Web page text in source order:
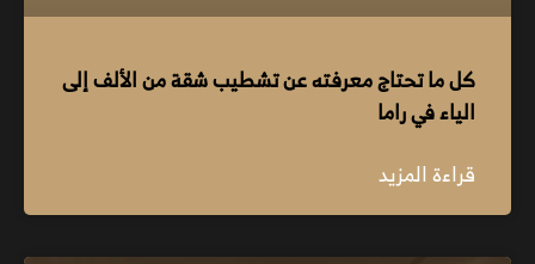
كل ما تحتاج معرفته عن تشطيب شقة من الألف إلى
الياء في راما
قراءة المزيد